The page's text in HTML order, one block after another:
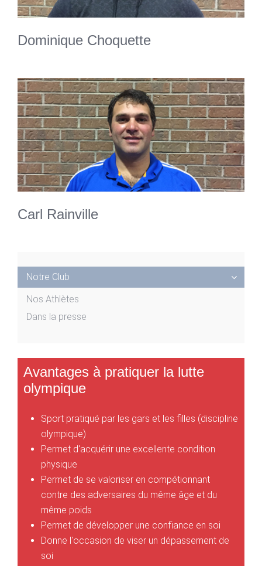
Dominique Choquette
Carl Rainville
Notre Club
Nos Athlètes
Dans la presse
Avantages à pratiquer la lutte
olympique
Sport pratiqué par les gars et les filles (discipline
olympique)
Permet d'acquérir une excellente condition
physique
Permet de se valoriser en compétionnant
contre des adversaires du même âge et du
même poids
Permet de développer une confiance en soi
Donne l'occasion de viser un dépassement de
soi